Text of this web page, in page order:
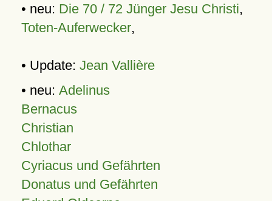
• neu: Die 70 / 72 Jünger Jesu Christi,
Toten-Auferwecker,
• Update: Jean Vallière
• neu: Adelinus
Bernacus
Christian
Chlothar
Cyriacus und Gefährten
Donatus und Gefährten